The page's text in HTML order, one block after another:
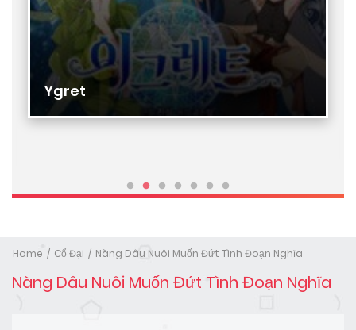
Ygret
Home Cổ Đại Nàng Dâu Nuôi Muốn Đứt Tình Đoạn Nghĩa
Nàng Dâu Nuôi Muốn Đứt Tình Đoạn Nghĩa